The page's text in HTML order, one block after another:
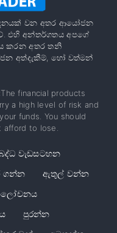
වන අතර ආයෝජන
එහි අන්තර්ගතය අපගේ
කරන අතර තනි
අත්දැකීම්, හෝ වත්මන්
The financial products
a high level of risk and
funds. You should
afford to lose.
වැඩසටහන
ගන්න
ඇතුල් වන්න
පුරන්න